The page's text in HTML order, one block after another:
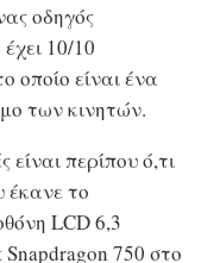
οδηγός
10/10
οποίο είναι ένα
των κινητών.
περίπου ό,τι
έκανε το
LCD 6,3
750 στο